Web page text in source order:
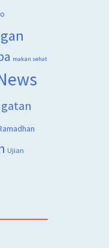
makan sehat
Ujian